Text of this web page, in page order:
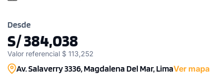
Desde
S/ 384,038
Valor referencial $ 113,252
Av. Salaverry 3336, Magdalena Del Mar, LimaVer mapa